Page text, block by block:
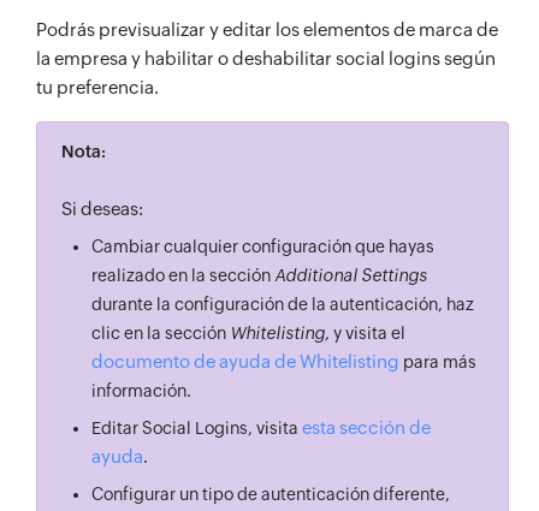
Podrás previsualizar y editar los elementos de marca de
la empresa y habilitar o deshabilitar social logins según
tu preferencia.
Nota:
Si deseas:
Cambiar cualquier configuración que hayas
realizado en la sección Additional Settings
durante la configuración de la autenticación, haz
clic en la sección Whitelisting, y visita el
documento de ayuda de Whitelisting para más
información.
Editar Social Logins, visita esta sección de
ayuda.
Configurar un tipo de autenticación diferente,